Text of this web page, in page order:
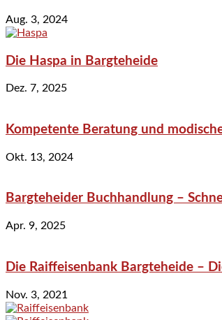
Aug. 3, 2024
Die Haspa in Bargteheide
Dez. 7, 2025
Kompetente Beratung und
Okt. 13, 2024
Bargteheider Buchhandlung –
Apr. 9, 2025
Die Raiffeisenbank Bargteheide –
Nov. 3, 2021